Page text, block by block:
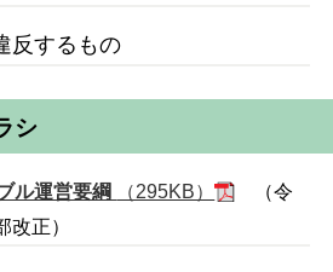
反するもの
シ
ル運営要綱 （295KB）
（令
改正）